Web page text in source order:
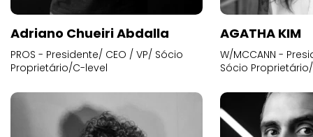
Adriano Chueiri Abdalla
PROS - Presidente/ CEO / VP/ Sócio
Proprietário/C-level
AGATHA KIM
W/MCCANN -
Sócio